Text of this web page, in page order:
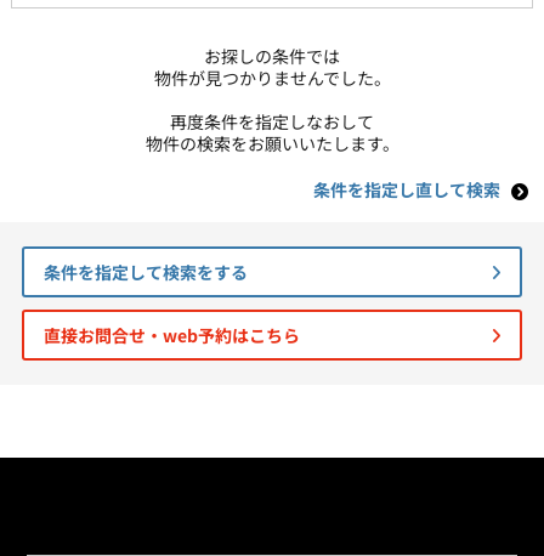
買いたい
売りたい
コンテンツ
会員メニュー
お探しの条件では
物件が見つかりませんでした。
再度条件を指定しなおして
物件の検索をお願いいたします。
条件を指定し直して検索
条件を指定して検索をする
直接お問合せ・web予約はこちら